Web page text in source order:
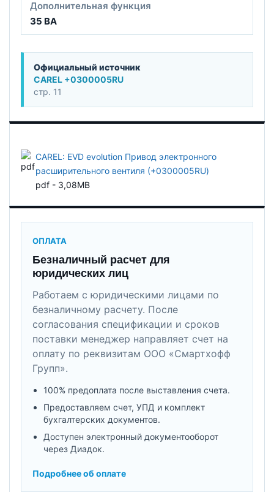
Дополнительная функция
35 ВА
Официальный источник
CAREL +0300005RU
стр. 11
CAREL: EVD evolution Привод электронного
расширительного вентиля (+0300005RU)
pdf - 3,08MB
ОПЛАТА
Безналичный расчет для
юридических лиц
Работаем с юридическими лицами по
безналичному расчету. После
согласования спецификации и сроков
поставки менеджер направляет счет на
оплату по реквизитам ООО «Смартхофф
Групп».
100% предоплата после выставления счета.
Предоставляем счет, УПД и комплект
бухгалтерских документов.
Доступен электронный документооборот
через Диадок.
Подробнее об оплате